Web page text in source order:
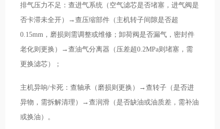
排气压力不足：查进气系统（空气滤芯是否堵塞，进气阀是
否卡滞未全开）→查压缩部件（主机转子间隙是否超
0.15mm，磨损则需调整或维修；卸荷阀是否漏气，密封件
老化则更换）→查油气分离器（压差超0.2MPa则堵塞，需
更换滤芯）；
主机异响/卡死：查轴承（磨损则更换）→查转子（是否进
异物，需拆解清理）→查润滑（是否缺油或油质差，需补油
或换油）。